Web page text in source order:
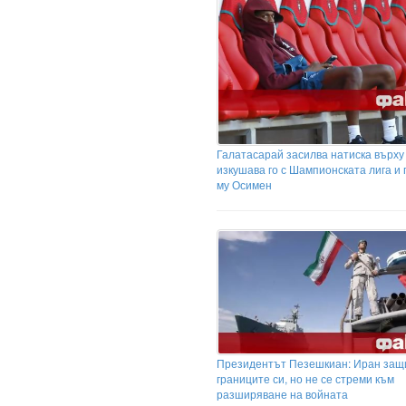
Галатасарай засилва натиска
изкушава го с Шампионската лига и
му Осимен
Президентът Пезешкиан: Иран
границите си, но не се стреми към
разширяване на войната